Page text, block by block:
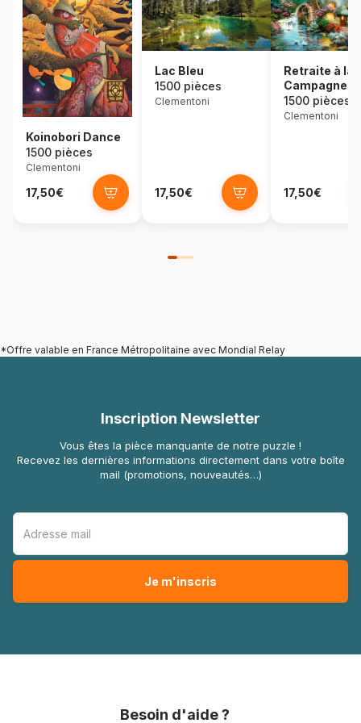
Koinobori Dance
1500 pièces
Clementoni
17,50€
Lac Bleu
1500 pièces
Clementoni
17,50€
Retraite à la
Campagne
1500 pièces
Clementoni
17,50€
*Offre valable en France Métropolitaine avec Mondial Relay
Inscription Newsletter
Vous êtes la pièce manquante de notre puzzle !
Recevez les dernières informations directement dans votre boîte
mail (promotions, nouveautés…)
Besoin d'aide ?